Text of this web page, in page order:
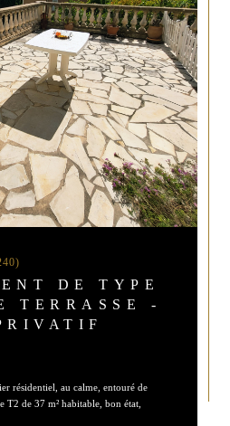
DE TYPE
TERRASSE -
résidentiel, au calme, entouré de
T2 de 37 m² habitable, bon état,